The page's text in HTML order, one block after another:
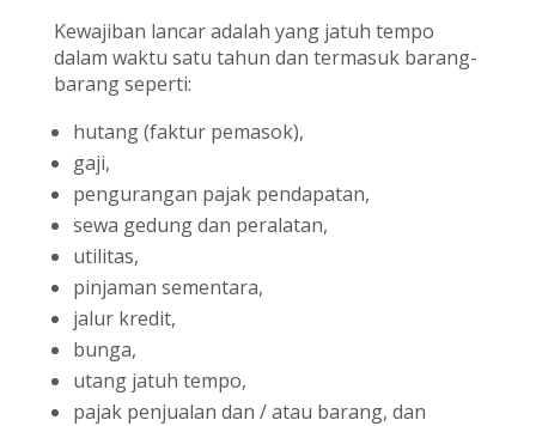
Kewajiban lancar adalah yang jatuh tempo
dalam waktu satu tahun dan termasuk barang-
barang seperti:
hutang (faktur pemasok),
gaji,
pengurangan pajak pendapatan,
sewa gedung dan peralatan,
utilitas,
pinjaman sementara,
jalur kredit,
bunga,
utang jatuh tempo,
pajak penjualan dan / atau barang, dan